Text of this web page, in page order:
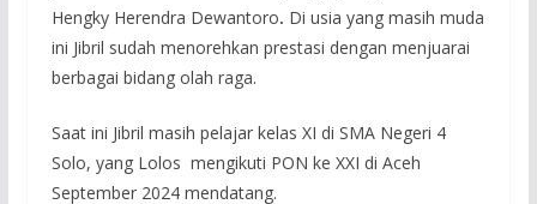
Hengky Herendra Dewantoro. Di usia yang masih muda
ini Jibril sudah menorehkan prestasi dengan menjuarai
berbagai bidang olah raga.
Saat ini Jibril masih pelajar kelas XI di SMA Negeri 4
Solo, yang Lolos mengikuti PON ke XXI di Aceh
September 2024 mendatang.